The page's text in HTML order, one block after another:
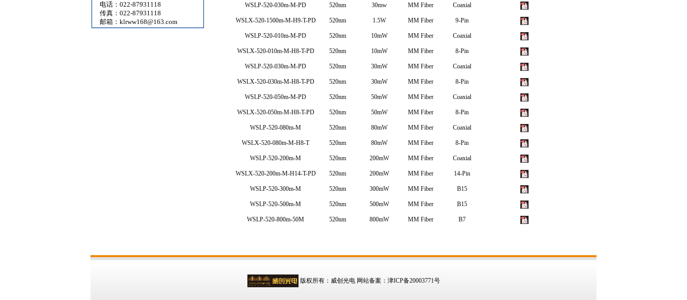
电话：022-87931118
传真：022-87931118
邮箱： klrww168@163.com
WSLP-520-030m-M-PD 520nm 30mw MM Fiber Coaxial
WSLX-520-1500m-M-H9-T-PD 520nm 1.5W MM Fiber 9-Pin
WSLP-520-010m-M-PD 520nm 10mW MM Fiber Coaxial
WSLX-520-010m-M-H8-T-PD 520nm 10mW MM Fiber 8-Pin
WSLP-520-030m-M-PD 520nm 30mW MM Fiber Coaxial
WSLX-520-030m-M-H8-T-PD 520nm 30mW MM Fiber 8-Pin
WSLP-520-050m-M-PD 520nm 50mW MM Fiber Coaxial
WSLX-520-050m-M-H8-T-PD 520nm 50mW MM Fiber 8-Pin
WSLP-520-080m-M 520nm 80mW MM Fiber Coaxial
WSLX-520-080m-M-H8-T 520nm 80mW MM Fiber 8-Pin
WSLP-520-200m-M 520nm 200mW MM Fiber Coaxial
WSLX-520-200m-M-H14-T-PD 520nm 200mW MM Fiber 14-Pin
WSLP-520-300m-M 520nm 300mW MM Fiber B15
WSLP-520-500m-M 520nm 500mW MM Fiber B15
WSLP-520-800m-50M 520nm 800mW MM Fiber B7
版权所有：威创光电 网站备案：津ICP备20003771号